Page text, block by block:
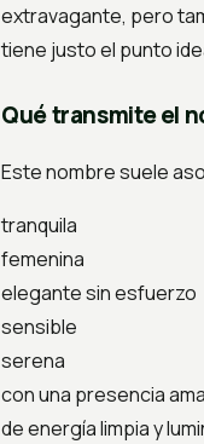
extravagante, pero
tiene justo el punto
Qué transmite el
Este nombre suele
tranquila
femenina
elegante sin esfuerzo
sensible
serena
con una presencia
de energía limpia y